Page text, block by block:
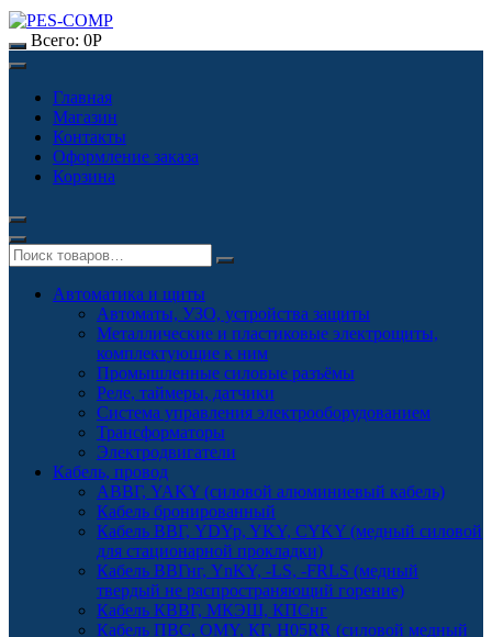
Всего: 0Р
Главная
Магазин
Контакты
Оформление заказа
Корзина
Автоматика и щиты
Автоматы, УЗО, устройства защиты
Металлические и пластиковые электрощиты,
комплектующие к ним
Промышленные силовые разъёмы
Реле, таймеры, датчики
Система управления электрооборудованием
Трансформаторы
Электродвигатели
Кабель, провод
АВВГ, YAKY (силовой алюминиевый кабель)
Кабель бронированный
Кабель ВВГ, YDYp, YKY, CYKY (медный силовой
для стационарной прокладки)
Кабель ВВГнг, YnKY, -LS, -FRLS (медный
твердый не распространяющий горение)
Кабель КВВГ, МКЭШ, КПСнг
Кабель ПВС, OMY, КГ, H05RR (силовой медный